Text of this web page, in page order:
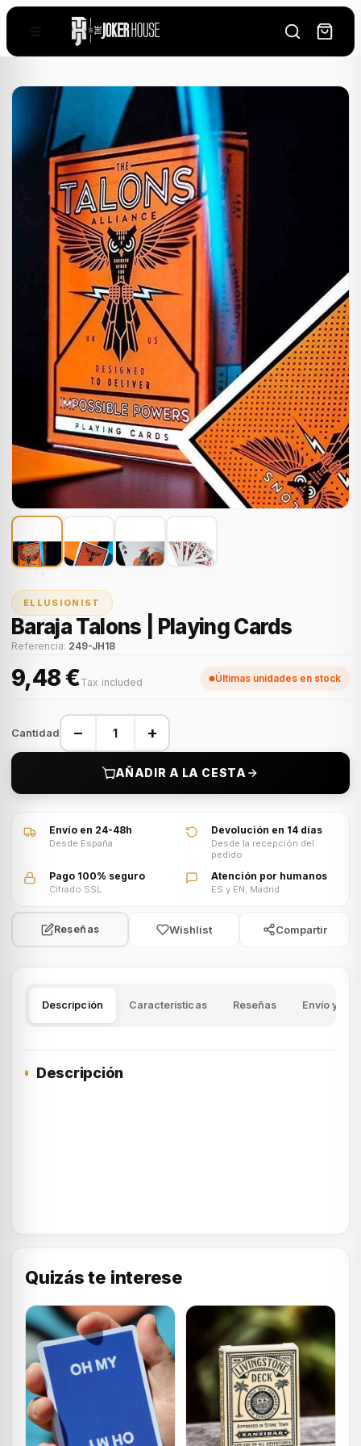
ELLUSIONIST
Baraja Talons | Playing Cards
Referencia: 249-JH18
9,48 €Tax included Últimas unidades en stock
Cantidad − +
AÑADIR A LA CESTA
VÍDEO · Ver vídeo del producto
Envío en 24-48h
Desde España
Devolución en 14 días
Desde la recepción del
pedido
Pago 100% seguro
Cifrado SSL
Atención por humanos
ES y EN, Madrid
Reseñas Wishlist Compartir
Descripción Características Reseñas Envío y
Descripción
Quizás te interese